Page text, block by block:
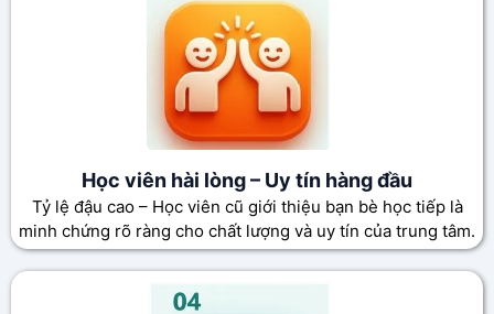
Học viên hài lòng – Uy tín hàng đầu
Tỷ lệ đậu cao – Học viên cũ giới thiệu bạn bè học tiếp là
minh chứng rõ ràng cho chất lượng và uy tín của trung tâm.